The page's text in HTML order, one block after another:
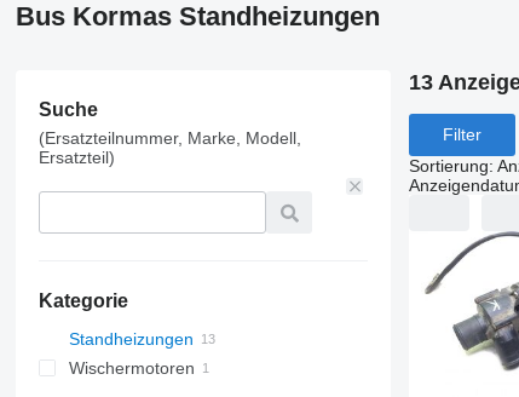
Bus Kormas Standheizungen
Suche
(Ersatzteilnummer, Marke, Modell,
Ersatzteil)
Kategorie
Standheizungen
Wischermotoren
13
Filter
Sortierung: